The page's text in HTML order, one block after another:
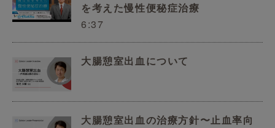
を考えた慢性便秘症治療
6:37
大腸憩室出血について
大腸憩室出血の治療方針〜止血率向